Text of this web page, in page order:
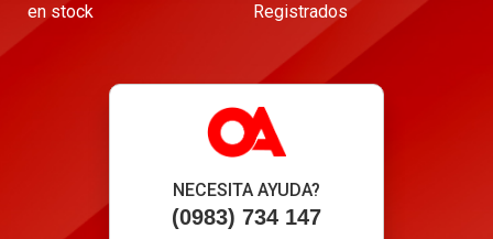
en stock
Registrados
NECESITA AYUDA?
(0983) 734 147